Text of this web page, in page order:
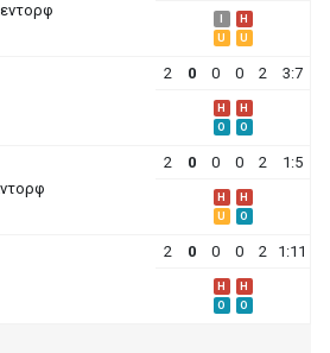
H
U
U
2 0 0 0 2 3:7
H
H
O
O
2 0 0 0 2 1:5
H
H
U
O
2 0 0 0 2 1:11
H
H
O
O